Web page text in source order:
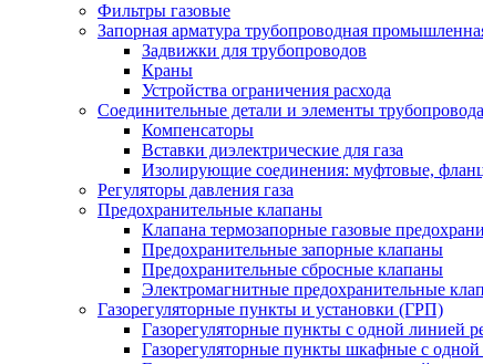
Фильтры газовые
Запорная арматура трубопроводная
Задвижки для трубопроводов
Краны
Устройства ограничения расхода
Соединительные детали и элементы трубопровода
Компенсаторы
Вставки диэлектрические для газа
Изолирующие соединения: муфтовые,
Регуляторы давления газа
Предохранительные клапаны
Клапана термозапорные газовые
Предохранительные запорные клапаны
Предохранительные сбросные клапаны
Электромагнитные предохранительные
Газорегуляторные пункты и установки (ГРП)
Газорегуляторные пункты с одной линией
Газорегуляторные пункты шкафные с